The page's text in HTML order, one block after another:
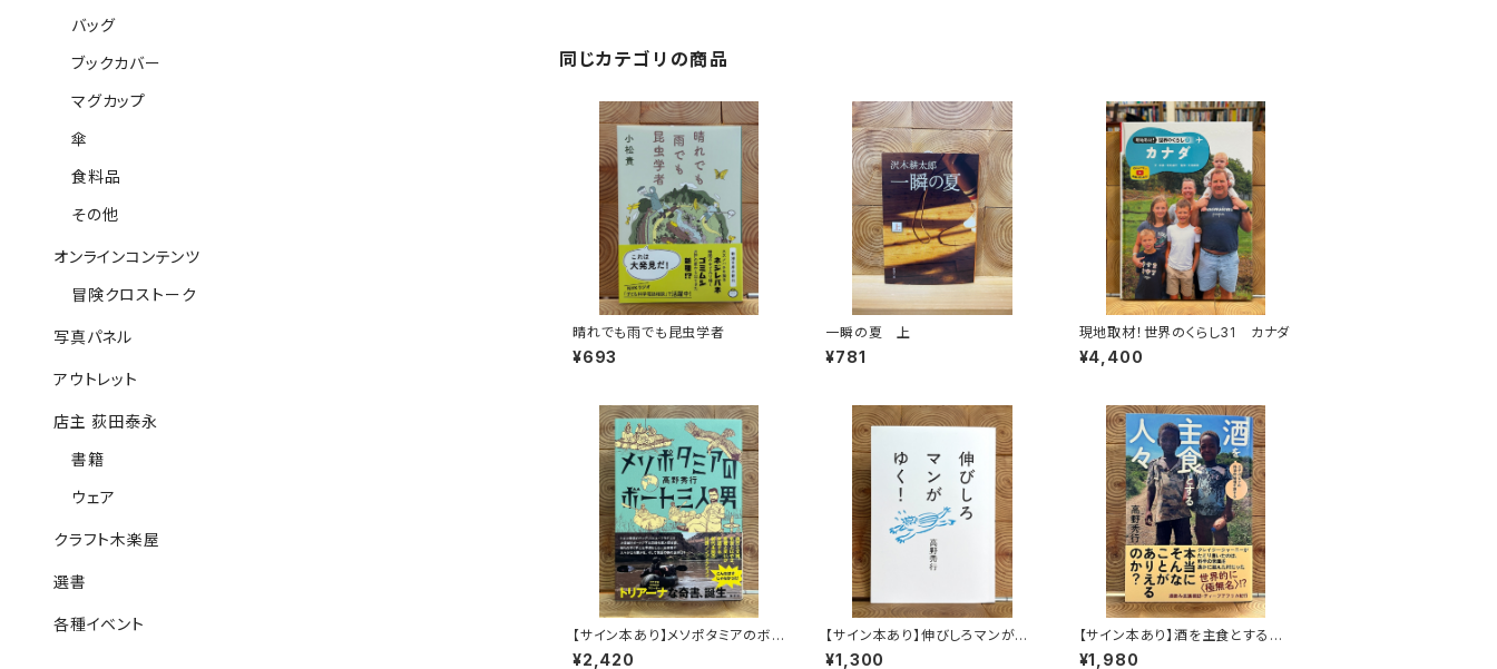
同じカテゴリの商品
晴れでも雨でも昆虫学者
¥693
一瞬の夏 上
¥781
現地取材！世界のくらし31 カナダ
¥4,400
【サイン本あり】メソポタミアのボ
ート三人男
¥2,420
【サイン本あり】伸びしろマンがゆ
く！
¥1,300
【サイン本あり】酒を主食とする
人々 エチオピアの科学的秘境を
¥1,980
バッグ
ブックカバー
マグカップ
傘
食料品
その他
オンラインコンテンツ
冒険クロストーク
写真パネル
アウトレット
店主 荻田泰永
書籍
ウェア
クラフト木楽屋
選書
各種イベント